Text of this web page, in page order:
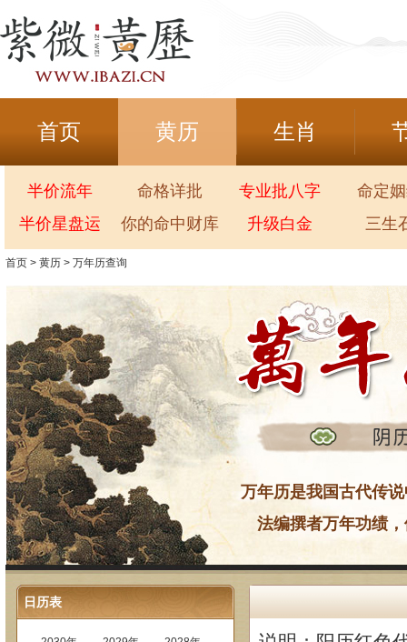
首页 黄历 生肖
半价流年 命格详批 专业批八字
命定
半价星盘运
你的命中财库 升级白金 三生
首页 > 黄历 > 万年历查询
万年历是我国古代传
法编撰者万年功绩
日历表